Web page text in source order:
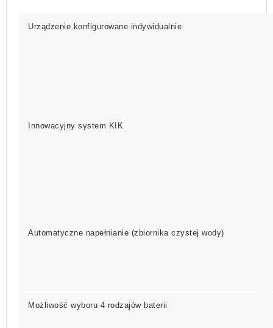
Urządzenie konfigurowane indywidualnie
Innowacyjny system KIK
Automatyczne napełnianie (zbiornika czystej wody)
Możliwość wyboru 4 rodzajów baterii